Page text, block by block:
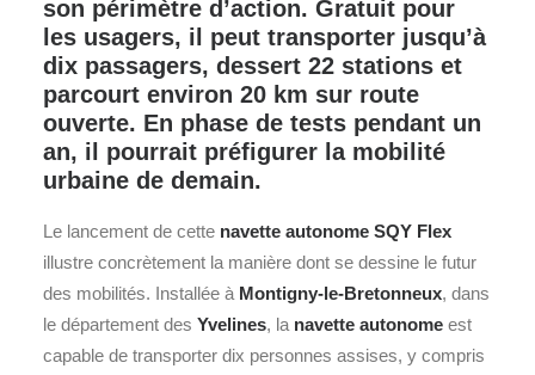
son périmètre d’action. Gratuit pour
les usagers, il peut transporter jusqu’à
dix passagers, dessert 22 stations et
parcourt environ 20 km sur route
ouverte. En phase de tests pendant un
an, il pourrait préfigurer la mobilité
urbaine de demain.
Le lancement de cette navette autonome SQY Flex
illustre concrètement la manière dont se dessine le futur
des mobilités. Installée à Montigny-le-Bretonneux, dans
le département des Yvelines, la navette autonome est
capable de transporter dix personnes assises, y compris